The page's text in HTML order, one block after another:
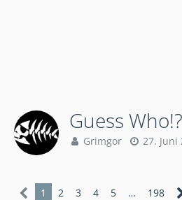
Guess Who!?
Grimgor 27. Juni
1 2 3 4 5 … 198